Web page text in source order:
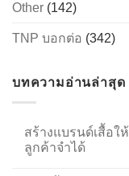
Other (142)
TNP บอกต่อ (342)
บทความอ่านล่าสุด
สร้างแบรนด์เสื้อใ
ลูกค้าจำได้